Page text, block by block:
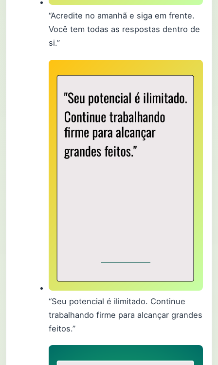
“Acredite no amanhã e siga em frente.
Você tem todas as respostas dentro de
si.”
“Seu potencial é ilimitado. Continue
trabalhando firme para alcançar grandes
feitos.”